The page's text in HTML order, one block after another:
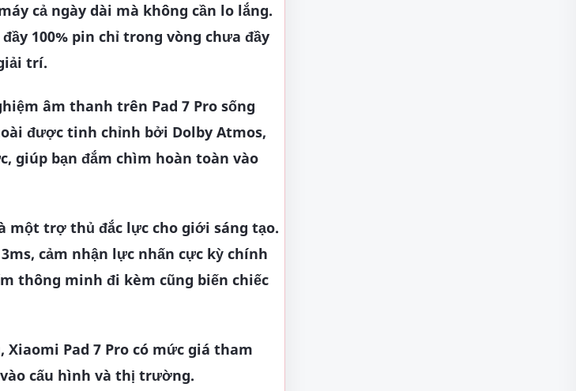
cả ngày dài mà không cần lo lắng.
100% pin chỉ trong vòng chưa đầy
trí.
âm thanh trên Pad 7 Pro sống
được tinh chỉnh bởi Dolby Atmos,
giúp bạn đắm chìm hoàn toàn vào
một trợ thủ đắc lực cho giới sáng tạo.
cảm nhận lực nhấn cực kỳ chính
thông minh đi kèm cũng biến chiếc
Pad 7 Pro có mức giá tham
vào cấu hình và thị trường.